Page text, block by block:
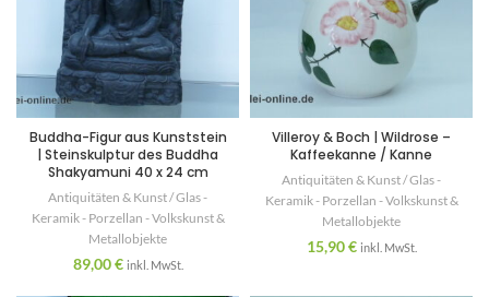
Buddha-Figur aus Kunststein
| Steinskulptur des Buddha
Shakyamuni 40 x 24 cm
Antiquitäten & Kunst / Glas -
Keramik - Porzellan - Volkskunst &
Metallobjekte
89,00€ inkl. MwSt.
Villeroy & Boch | Wildrose –
Kaffeekanne / Kanne
Antiquitäten & Kunst / Glas -
Keramik - Porzellan - Volkskunst &
Metallobjekte
15,90€ inkl. MwSt.